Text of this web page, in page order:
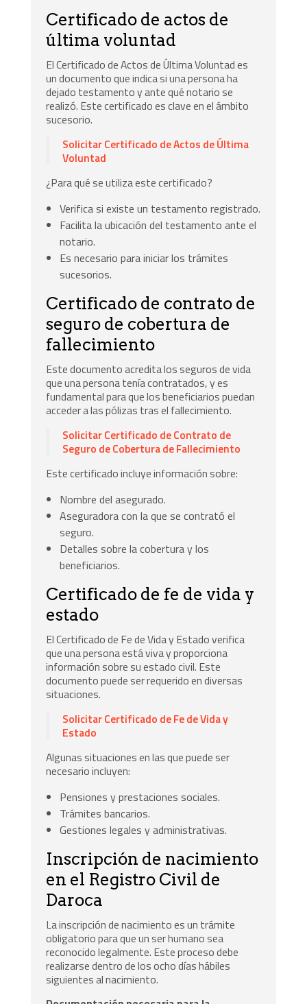
Certificado de actos de
última voluntad
El Certificado de Actos de Última Voluntad es
un documento que indica si una persona ha
dejado testamento y ante qué notario se
realizó. Este certificado es clave en el ámbito
sucesorio.
Solicitar Certificado de Actos de Última
Voluntad
¿Para qué se utiliza este certificado?
Verifica si existe un testamento registrado.
Facilita la ubicación del testamento ante el
notario.
Es necesario para iniciar los trámites
sucesorios.
Certificado de contrato de
seguro de cobertura de
fallecimiento
Este documento acredita los seguros de vida
que una persona tenía contratados, y es
fundamental para que los beneficiarios puedan
acceder a las pólizas tras el fallecimiento.
Solicitar Certificado de Contrato de
Seguro de Cobertura de Fallecimiento
Este certificado incluye información sobre:
Nombre del asegurado.
Aseguradora con la que se contrató el
seguro.
Detalles sobre la cobertura y los
beneficiarios.
Certificado de fe de vida y
estado
El Certificado de Fe de Vida y Estado verifica
que una persona está viva y proporciona
información sobre su estado civil. Este
documento puede ser requerido en diversas
situaciones.
Solicitar Certificado de Fe de Vida y
Estado
Algunas situaciones en las que puede ser
necesario incluyen:
Pensiones y prestaciones sociales.
Trámites bancarios.
Gestiones legales y administrativas.
Inscripción de nacimiento
en el Registro Civil de
Daroca
La inscripción de nacimiento es un trámite
obligatorio para que un ser humano sea
reconocido legalmente. Este proceso debe
realizarse dentro de los ocho días hábiles
siguientes al nacimiento.